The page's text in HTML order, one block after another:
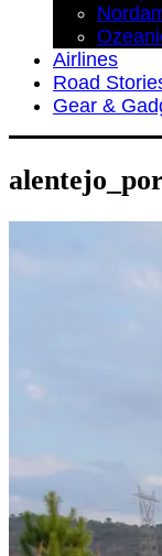
Airlines
Road
Gear &